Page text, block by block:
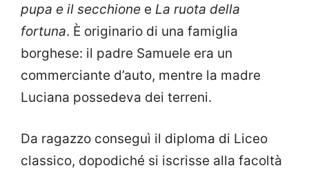
pupa e il secchione e La ruota della
fortuna. È originario di una famiglia
borghese: il padre Samuele era un
commerciante d’auto, mentre la madre
Luciana possedeva dei terreni.
Da ragazzo conseguì il diploma di Liceo
classico, dopodiché si iscrisse alla facoltà